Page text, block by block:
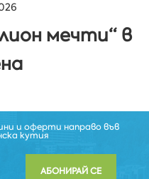
мечти“ в
и оферти направо във
кутия
АБОНИРАЙ СЕ